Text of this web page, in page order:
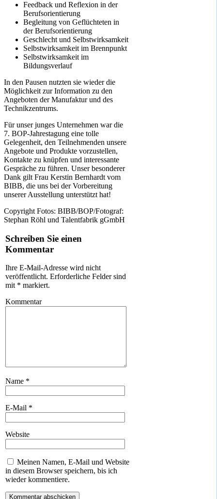
Feedback und Reflexion in der
Berufsorientierung
Begleitung von Geflüchteten in
der Berufsorientierung
Geschlecht und Selbstwirksamkeit
Selbstwirksamkeit im Brennpunkt
Selbstwirksamkeit im
Bildungsverlauf
In den Pausen nutzten sie wieder die
Möglichkeit zur Information zu den
Angeboten der Manufaktur und des
Technikzentrums.
Für unser junges Unternehmen war die
7. BOP-Jahrestagung eine tolle
Gelegenheit, den Teilnehmenden unsere
Angebote und Produkte vorzustellen,
Kontakte zu knüpfen und interessante
Gespräche zu führen. Unser besonderer
Dank gilt Frau Kerstin Bernhardt vom
BIBB, die uns bei der Vorbereitung
unserer Ausstellung unterstützt hat!
Copyright Fotos: BIBB/BOP/Fotograf:
Stephan Röhl und Talentfabrik gGmbH
Schreiben Sie einen
Kommentar
Ihre E-Mail-Adresse wird nicht
veröffentlicht. Erforderliche Felder sind
mit * markiert.
Kommentar
Name *
E-Mail *
Website
Meinen Namen, E-Mail und Website
in diesem Browser speichern, bis ich
wieder kommentiere.